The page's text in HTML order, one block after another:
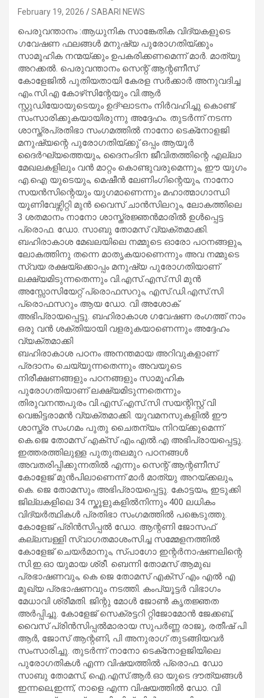
February 19, 2026 SABARI NEWS
പെരുവന്താനം :ആധുനിക സാങ്കേതിക വിദ്യകളുടെ
ഗവേഷണ ഫലങ്ങൾ മനുഷ്യ പുരോഗതിയ്ക്കും
സാമൂഹിക നന്മയ്ക്കും ഉപകരിക്കണമെന്ന് മാർ. മാത്യു
അറക്കൽ. പെരുവന്താനം സെന്റ് ആന്റണീസ്
കോളേജിൽ പുതിയതായി കേരള സർക്കാർ അനുവദിച്ച
എം.സി.എ കോഴ്‌സിന്റേയും വി.ആർ
സ്റ്റുഡിയോയുടെയും ഉദ്ഘാടനം നിർവഹിച്ചു കൊണ്ട്
സംസാരിക്കുകയായിരുന്നു അദ്ദേഹം. തുടർന്ന് നടന്ന
ശാസ്ത്രപ്രതിഭാ സംഗമത്തിൽ നാനോ ടെക്‌നോളജി
മനുഷ്യന്റെ പുരോഗതിയ്ക്കു് ഒപ്പം ആയൂർ
ദൈർഘ്യത്തെയും, ദൈനംദിന ജീവിതത്തിന്റെ എല്ലാ
മേഖലകളിലും വൻ മാറ്റം കൊണ്ടുവരുമെന്നും, ഈ യുഗം
എ.ഐ യുടെയും, മെഷീൻ ലേണിംഗിന്റെയും, നാനോ
സയൻസിന്റെയും യുഗമാണെന്നും മഹാത്മാഗാന്ധി
യൂണിവേഴ്സിറ്റി മുൻ വൈസ് ചാൻസിലറും, ലോകത്തിലെ
3 ശതമാനം നാനോ ശാസ്ത്രജ്ഞൻമാരിൽ ഉൾപ്പെട്ട
പ്രൊഫ. ഡോ. സാബു തോമസ്‌ വ്യക്തമാക്കി.
ബഹിരാകാശ മേഖലയിലെ നമ്മുടെ ഓരോ പഠനങ്ങളും,
ലോകത്തിനു തന്നെ മാതൃകയാണെന്നും അവ നമ്മുടെ
സ്വയ രക്ഷയ്‌ക്കൊപ്പം മനുഷ്യ പുരോഗതിയാണ്
ലക്ഷ്യമിടുന്നതെന്നും വി.എസ്.എസ്.സി മുന്‍
അസ്സോസിയേറ്റ് പ്രൊഫസറും, എസ്.ഡി.എസ്.സി
പ്രൊഫസറും ആയ ഡോ. വി അശോക്
അഭിപ്രായപ്പെട്ടു. ബഹിരാകാശ ഗവേഷണ രംഗത്ത് നാം
ഒരു വൻ ശക്തിയായി വളരുകയാണെന്നും അദ്ദേഹം
വ്യക്തമാക്കി
ബഹിരാകാശ പഠനം അനന്തമായ അറിവുകളാണ്
പ്രദാനം ചെയ്യുന്നതെന്നും അവയുടെ
നിരീക്ഷണങ്ങളും പഠനങ്ങളും സാമൂഹിക
പുരോഗതിയാണ് ലക്ഷ്യമിടുന്നതെന്നും
തിരുവനന്തപുരം വി.എസ്.എസ്.സി സയന്റിസ്റ്റ് വി
വെങ്കിട്ടരാമൻ വ്യക്തമാക്കി. യുവമനസുകളിൽ ഈ
ശാസ്ത്ര സംഗമം പുതു ചൈതന്യം നിറയ്ക്കുമെന്ന്
കെ.ജെ തോമസ് എക്സ് എം.എൽ.എ അഭിപ്രായപ്പെട്ടു.
ഇത്തരത്തിലുള്ള പുതുതലമുറ പഠനങ്ങള്‍
അവതരിപ്പിക്കുന്നതിൽ എന്നും സെന്റ് ആന്റണീസ്
കോളേജ് മുൻപിലാണെന്ന് മാർ മാത്യു അറയ്ക്കലും,
കെ. ജെ തോമസും അഭിപ്രായപ്പെട്ടു. കോട്ടയം, ഇടുക്കി
ജില്ലകളിലെ 34 സ്കൂളുകളില്‍നിന്നും 400 ലധികം
വിദ്യര്‍ത്ഥികള്‍ പ്രതിഭാ സംഗമത്തില്‍ പങ്കെടുത്തു.
കോളേജ് പ്രിൻസിപ്പൽ ഡോ. ആന്റണി ജോസഫ്
കല്ലമ്പള്ളി സ്വാഗതമാശംസിച്ച സമ്മേളനത്തിൽ
കോളേജ് ചെയർമാനും, സ്പാഗോ ഇന്റർനാഷണലിന്റെ
സി.ഇ.ഓ യുമായ ശ്രീ. ബെന്നി തോമസ് ആമുഖ
പ്രഭാഷണവും, കെ ജെ തോമസ് എക്സ് എം എൽ എ
മുഖ്യ പ്രഭാഷണവും നടത്തി. കംപ്യൂട്ടർ വിഭാഗം
മേധാവി ശ്രീമതി. ജിന്റു മോൾ ജോൺ കൃതജ്ഞത
അർപ്പിച്ചു. കോളേജ് സെക്രട്ടറി റ്റിജോമോൻ ജേക്കബ്,
വൈസ് പ്രിൻസിപ്പൽമാരായ സുപർണ്ണ രാജു, രതീഷ് പി
ആർ, ജോസ് ആന്റണി, പി അനുരാഗ് തുടങ്ങിയവർ
സംസാരിച്ചു. തുടർന്ന് നാനോ ടെക്‌നോളജിയിലെ
പുരോഗതികൾ എന്ന വിഷയത്തിൽ പ്രൊഫ. ഡോ
സാബു തോമസ്, ഐ.എസ്.ആർ.ഓ യുടെ ദൗത്യങ്ങൾ
ഇന്നലെ,ഇന്ന്, നാളെ എന്ന വിഷയത്തിൽ ഡോ. വി